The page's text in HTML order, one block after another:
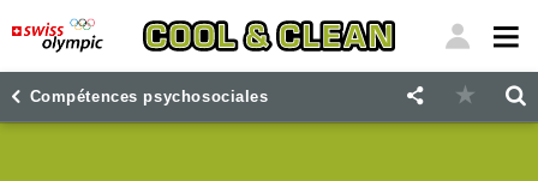
Compétences psychosociales